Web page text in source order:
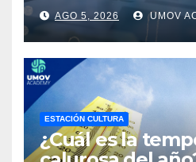
AGO 5, 2026 UMOV
ESTACIÓN CULTURA
¿Cuál es la